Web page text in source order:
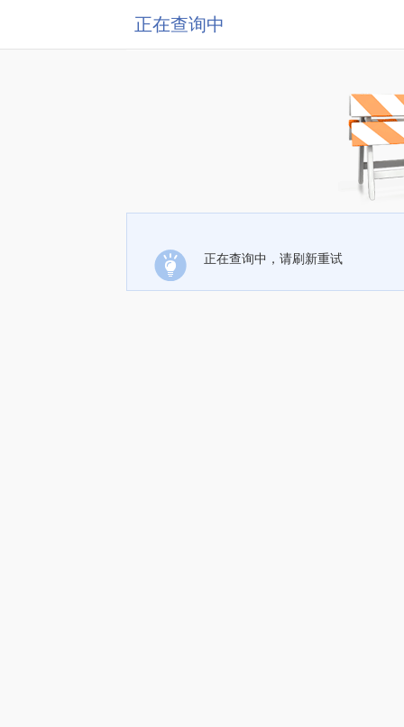
正在查询中
正在查询中，请刷新重试